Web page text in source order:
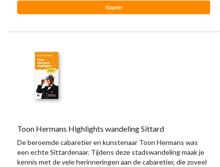
Kopen
Toon Hermans Highlights wandeling Sittard
De beroemde cabaretier en kunstenaar Toon Hermans was
een echte Sittardenaar. Tijdens deze stadswandeling maak je
kennis met de vele herinneringen aan de cabaretier, die zoveel